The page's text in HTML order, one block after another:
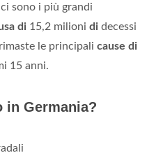
sono i più grandi
di 15,2 milioni di decessi
le principali cause di
15 anni.
in Germania?